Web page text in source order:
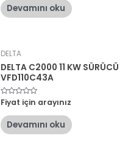
oy
aldıDevamını oku
DELTA
DELTA C2000 11 KW SÜRÜCÜ
VFD110C43A
5
üzerinden
oy
aldı
Fiyat için arayınız
Devamını oku